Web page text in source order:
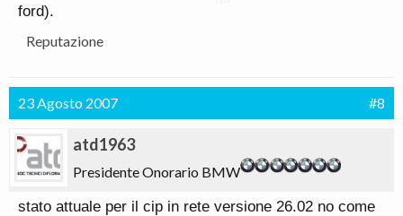
ford).
Reputazione
23 Agosto 2007 #8
atd1963
Presidente Onorario BMW
stato attuale per il cip in rete versione 26.02 no come